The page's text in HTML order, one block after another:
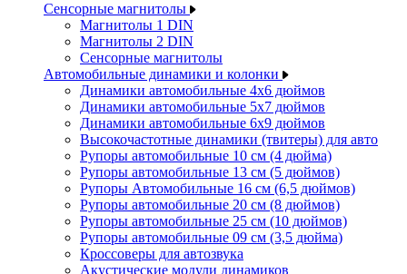
Сенсорные магнитолы
Магнитолы 1 DIN
Магнитолы 2 DIN
Сенсорные магнитолы
Автомобильные динамики и колонки
Динамики автомобильные 4x6 дюймов
Динамики автомобильные 5x7 дюймов
Динамики автомобильные 6x9 дюймов
Высокочастотные динамики (твитеры) для авто
Рупоры автомобильные 10 см (4 дюйма)
Рупоры автомобильные 13 см (5 дюймов)
Рупоры Автомобильные 16 см (6,5 дюймов)
Рупоры автомобильные 20 см (8 дюймов)
Рупоры автомобильные 25 см (10 дюймов)
Рупоры автомобильные 09 см (3,5 дюйма)
Кроссоверы для автозвука
Акустические модули динамиков